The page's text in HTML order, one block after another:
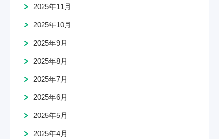
2025年11月
2025年10月
2025年9月
2025年8月
2025年7月
2025年6月
2025年5月
2025年4月